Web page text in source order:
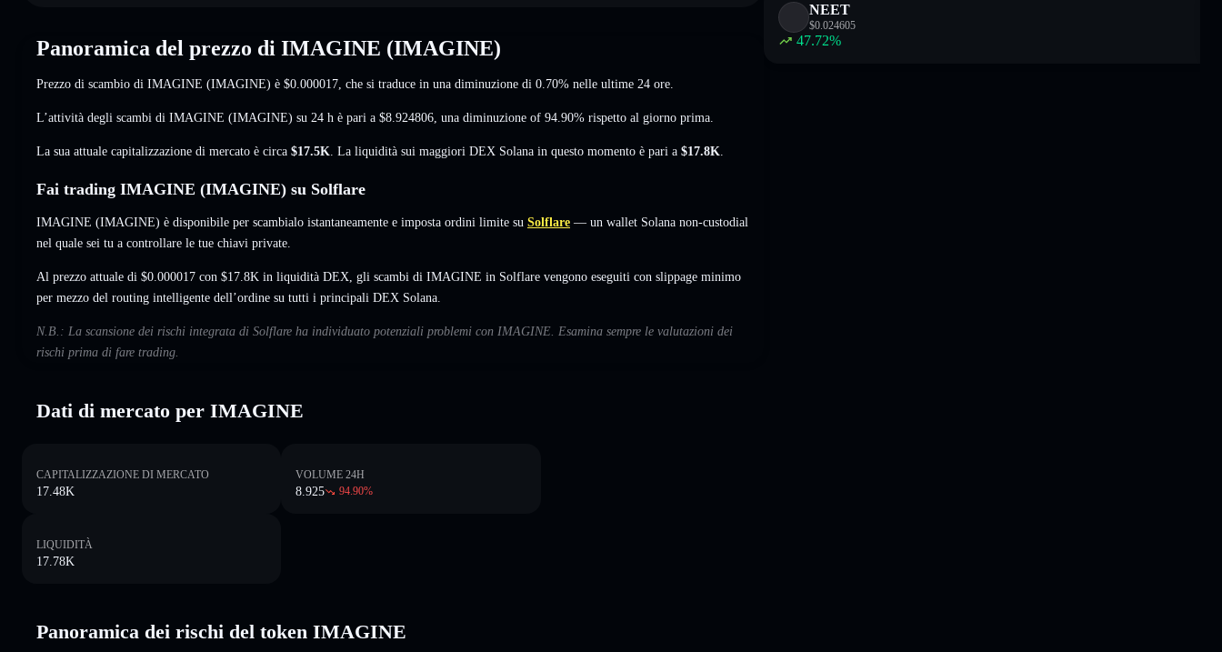
Panoramica del prezzo di IMAGINE (IMAGINE)
Prezzo di scambio di IMAGINE (IMAGINE) è $0.000017 , che si traduce in una diminuzione di 0.70% nelle ultime 24 ore.
L’attività degli scambi di IMAGINE (IMAGINE) su 24 h è pari a $8.924806 una diminuzione of 94.90% rispetto al giorno prima.
La sua attuale capitalizzazione di mercato è circa $17.5K . La liquidità sui maggiori DEX Solana in questo momento è pari a $17.8K
Fai trading IMAGINE (IMAGINE) su Solflare
IMAGINE (IMAGINE) è disponibile per scambialo istantaneamente e imposta ordini limite su Solflare — un wallet Solana non-custodial
nel quale sei tu a controllare le tue chiavi private.
Al prezzo attuale di $0.000017 con $17.8K in liquidità DEX, gli scambi di IMAGINE in Solflare vengono eseguiti con slippage minimo
per mezzo del routing intelligente dell’ordine su tutti i principali DEX Solana.
N.B.: La scansione dei rischi integrata di Solflare ha individuato potenziali problemi con IMAGINE. Esamina sempre le valutazioni dei
rischi prima di fare trading.
Dati di mercato per IMAGINE
CAPITALIZZAZIONE DI MERCATO
17.48K
VOLUME 24H
8.925 94.90%
LIQUIDITÀ
17.78K
Panoramica dei rischi del token IMAGINE
NEET
$0.024605
47.72%